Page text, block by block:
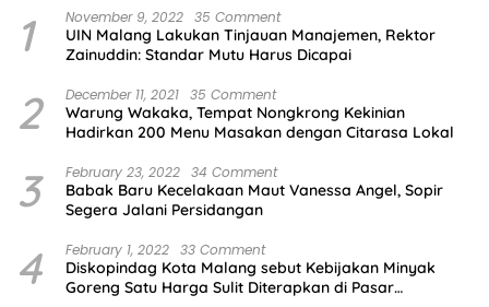
1 November 9, 2022 35 Comment
UIN Malang Lakukan Tinjauan Manajemen, Rektor
Zainuddin: Standar Mutu Harus Dicapai
2 December 11, 2021 35 Comment
Warung Wakaka, Tempat Nongkrong Kekinian
Hadirkan 200 Menu Masakan dengan Citarasa Lokal
3 February 23, 2022 34 Comment
Babak Baru Kecelakaan Maut Vanessa Angel, Sopir
Segera Jalani Persidangan
4 February 1, 2022 33 Comment
Diskopindag Kota Malang sebut Kebijakan Minyak
Goreng Satu Harga Sulit Diterapkan di Pasar